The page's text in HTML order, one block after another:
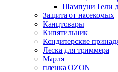
Шампуни Гели
Защита от насекомых
Канцтовары
Кипятильник
Кондитерские
Леска для триммера
Марля
пленка OZON